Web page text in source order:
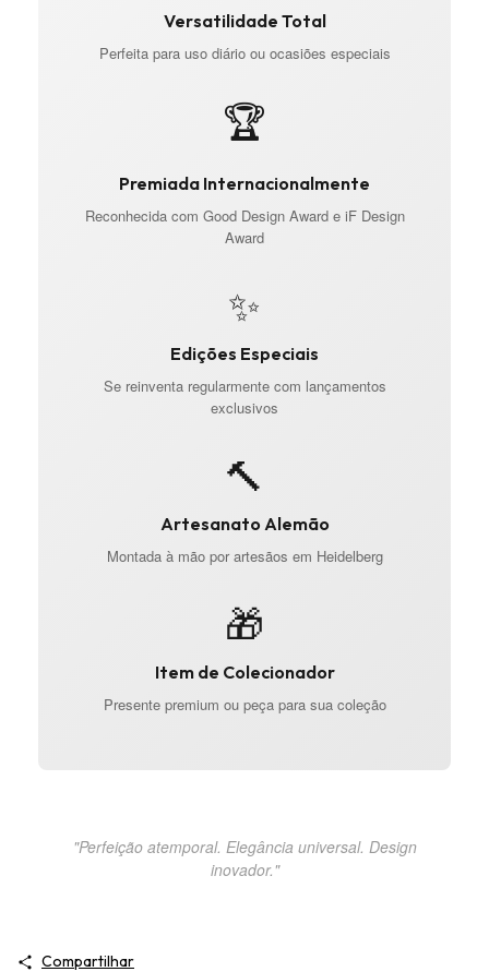
Versatilidade Total
Perfeita para uso diário ou ocasiões especiais
🏆
Premiada Internacionalmente
Reconhecida com Good Design Award e iF Design
Award
✨
Edições Especiais
Se reinventa regularmente com lançamentos
exclusivos
🔨
Artesanato Alemão
Montada à mão por artesãos em Heidelberg
🎁
Item de Colecionador
Presente premium ou peça para sua coleção
"Perfeição atemporal. Elegância universal. Design
inovador."
Compartilhar